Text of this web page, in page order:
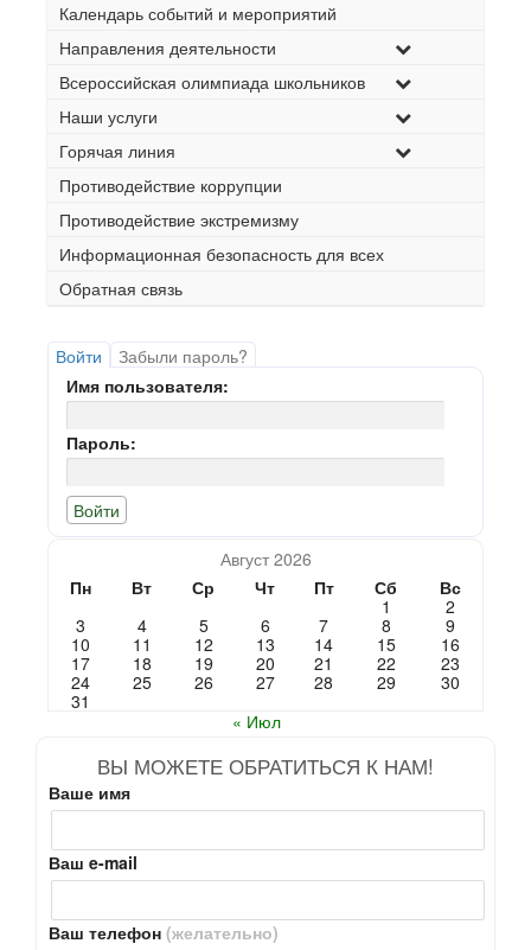
Календарь событий и мероприятий
Направления деятельности
Всероссийская олимпиада школьников
Наши услуги
Горячая линия
Противодействие коррупции
Противодействие экстремизму
Информационная безопасность для всех
Обратная связь
Войти
Забыли пароль?
Имя пользователя:
Пароль:
Август 2026
Пн
Вт Ср Чт Пт Сб
Вс
1
2
3
4 5 6 7 8
9
10
11 12 13 14 15
16
17
18 19 20 21 22
23
24
25 26 27 28 29
30
31
« Июл
ВЫ МОЖЕТЕ ОБРАТИТЬСЯ К НАМ!
Ваше имя
Ваш e-mail
Ваш телефон (желательно)